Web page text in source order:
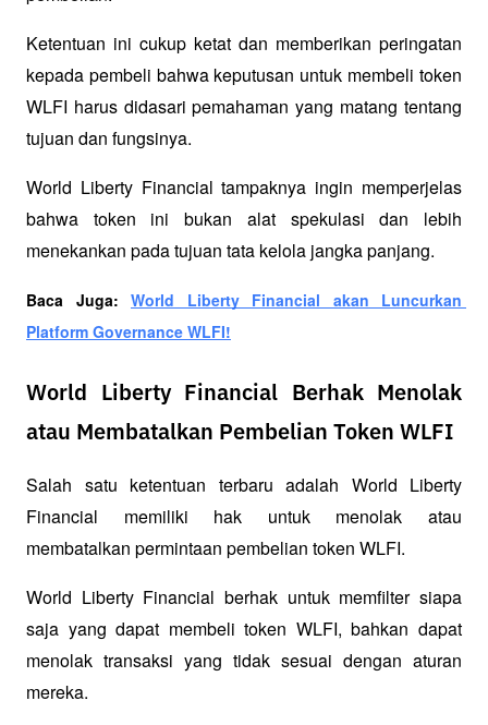
Ketentuan ini cukup ketat dan memberikan peringatan
kepada pembeli bahwa keputusan untuk membeli token
WLFI harus didasari pemahaman yang matang tentang
tujuan dan fungsinya.
World Liberty Financial tampaknya ingin memperjelas
bahwa token ini bukan alat spekulasi dan lebih
menekankan pada tujuan tata kelola jangka panjang.
Baca Juga: World Liberty Financial akan Luncurkan
Platform Governance WLFI!
World Liberty Financial Berhak Menolak
atau Membatalkan Pembelian Token WLFI
Salah satu ketentuan terbaru adalah World Liberty
Financial memiliki hak untuk menolak atau
membatalkan permintaan pembelian token WLFI.
World Liberty Financial berhak untuk memfilter siapa
saja yang dapat membeli token WLFI, bahkan dapat
menolak transaksi yang tidak sesuai dengan aturan
mereka.